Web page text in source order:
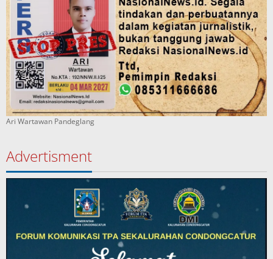
Ari Wartawan Pandeglang
Advertisment